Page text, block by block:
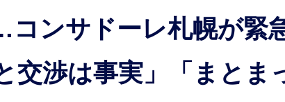
交渉は事実」「まとま